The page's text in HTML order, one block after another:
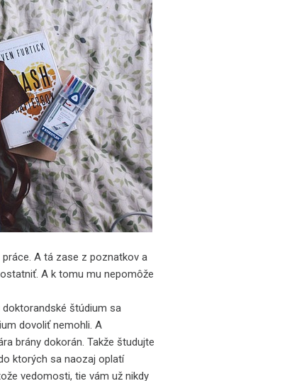
A tá zase z poznatkov a
A k tomu mu nepomôže
doktorandské štúdium sa
dovoliť nemohli. A
brány dokorán. Takže študujte
ktorých sa naozaj oplatí
vedomosti, tie vám už nikdy